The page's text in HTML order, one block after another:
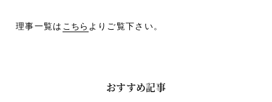
理事一覧は こちら よりご覧下さい。
おすすめ記事